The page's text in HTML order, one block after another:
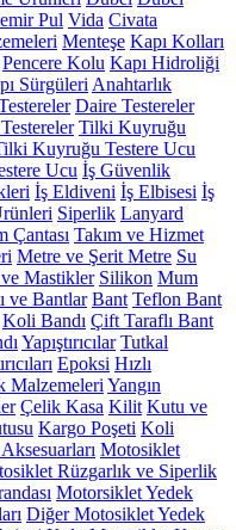
Pul Vida Civata
Menteşe Kapı Kolları
Pencere Kolu Kapı Hidroliği
Sürgüleri Anahtarlık
Daire Testereler
Tilki Kuyruğu
Kuyruğu Testere Ucu
Ucu İş Güvenlik
İş Eldiveni İş Elbisesi İş
Siperlik Lanyard
Çantası Takım ve Hizmet
Metre ve Şerit Metre Su
Mastikler Silikon Mum
ve Bantlar Bant Teflon Bant
Koli Bandı Çift Taraflı Bant
Yapıştırıcılar Tutkal
Epoksi Hızlı
Malzemeleri Yangın
Çelik Kasa Kilit Kutu ve
Kargo Poşeti Koli
Motosiklet
Rüzgarlık ve Siperlik
Motorsiklet Yedek
Diğer Motosiklet Yedek